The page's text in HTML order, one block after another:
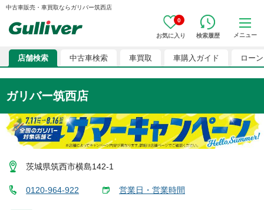
中古車販売・車買取ならガリバー筑西店
0
お気に入り 検索履歴 メニュー
店舗検索 中古車検索 車買取 車購入ガイド ローン
ガリバー筑西店
茨城県筑西市横島142-1
0120-964-922 営業日・営業時間